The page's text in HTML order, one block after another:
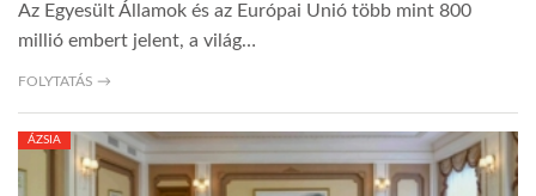
Az Egyesült Államok és az Európai Unió több mint 800
millió embert jelent, a világ…
FOLYTATÁS →
ÁZSIA